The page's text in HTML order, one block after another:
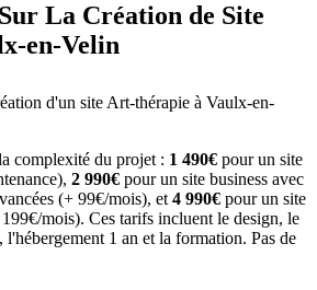
La Création de Site
en-Velin
d'un site Art-thérapie à Vaulx-en-
complexité du projet : 1 490€ pour un site
2 990€ pour un site business avec
(+ 99€/mois), et 4 990€ pour un site
mois). Ces tarifs incluent le design, le
1 an et la formation. Pas de